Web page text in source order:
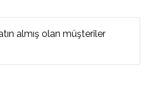
almış olan müşteriler